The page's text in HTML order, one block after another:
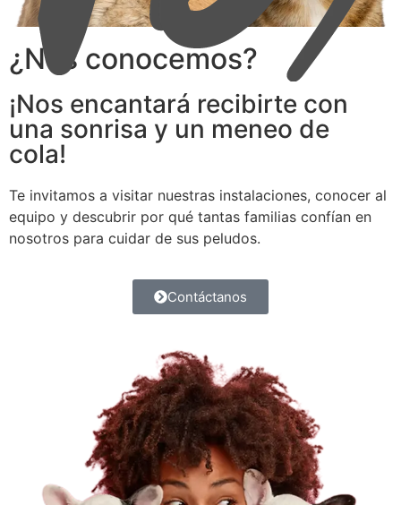
¿Nos conocemos?
¡Nos encantará recibirte con
una sonrisa y un meneo de
cola!
Te invitamos a visitar nuestras instalaciones, conocer al
equipo y descubrir por qué tantas familias confían en
nosotros para cuidar de sus peludos.
Contáctanos